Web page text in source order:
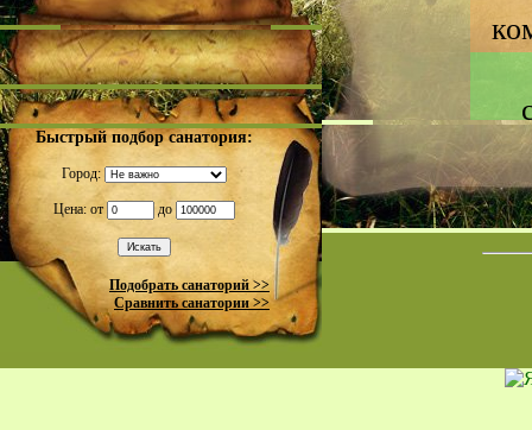
Быстрый подбор санатория:
Город:
Цена: от до
Подобрать санаторий >>
Сравнить санатории >>